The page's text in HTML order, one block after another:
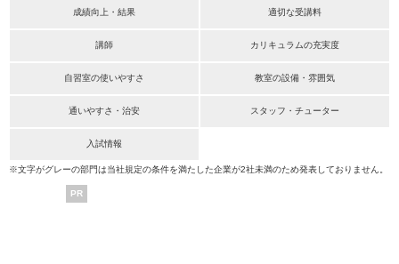
成績向上・結果 適切な受講料
講師 カリキュラムの充実度
自習室の使いやすさ 教室の設備・雰囲気
通いやすさ・治安 スタッフ・チューター
入試情報
※文字がグレーの部門は当社規定の条件を満たした企業が2社未満のため発表しておりません。
PR